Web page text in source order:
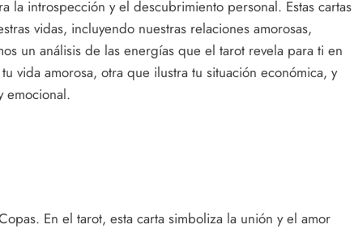
la introspección y el descubrimiento personal. Estas cartas
vidas, incluyendo nuestras relaciones amorosas,
un análisis de las energías que el tarot revela para ti en
vida amorosa, otra que ilustra tu situación económica, y
emocional.
En el tarot, esta carta simboliza la unión y el amor